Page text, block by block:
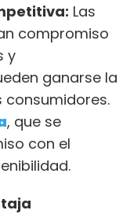
Las
compromiso
y
ganarse la
consumidores.
, que se
con el